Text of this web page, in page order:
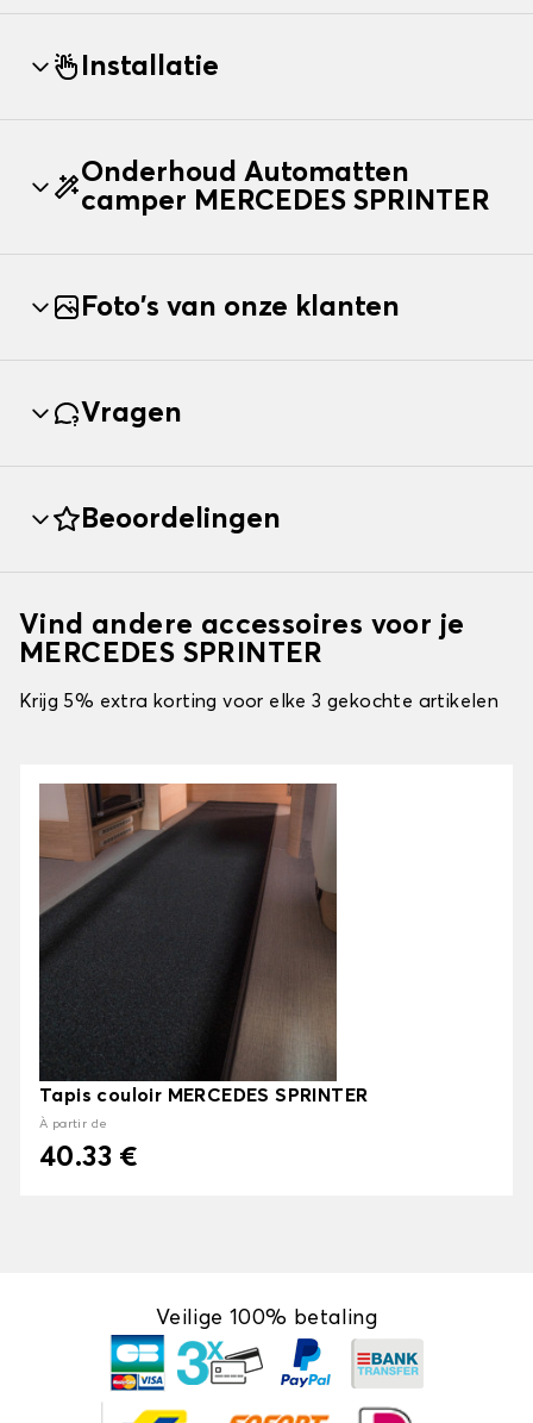
Installatie
Onderhoud Automatten
camper MERCEDES SPRINTER
Foto's van onze klanten
Vragen
Beoordelingen
Vind andere accessoires voor je
MERCEDES SPRINTER
Krijg 5% extra korting voor elke 3 gekochte artikelen
Tapis couloir MERCEDES SPRINTER
À partir de
40.33 €
Veilige 100% betaling